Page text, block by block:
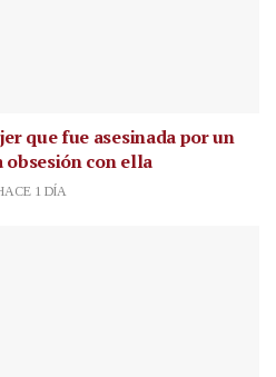
que fue asesinada por un
obsesión con ella
1 DÍA